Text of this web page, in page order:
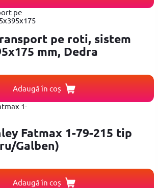
pe roti, sistem
mm, Dedra
Adaugă în coș
Fatmax 1-79-215 tip
Galben)
Adaugă în coș